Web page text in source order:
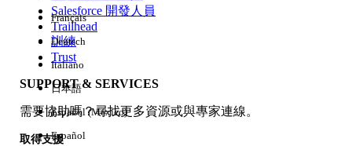
經驗
Salesforce 開發人員
Trailhead
訓練
Trust
SUPPORT & SERVICES
需要協助嗎？尋找更多資源或與專家連線。
取得支援
Français
Deutsch
Italiano
日本語
Español (México)
Español